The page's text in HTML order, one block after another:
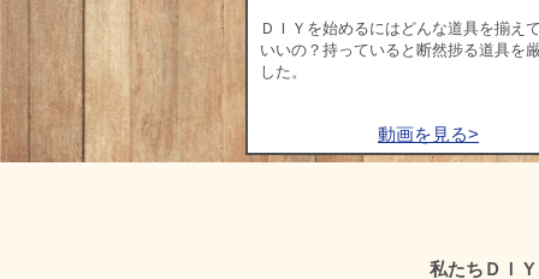
ＤＩＹを始めるにはどんな道具を揃え
いいの？持っていると断然捗る道具を
した。
動画を見る>
私たちＤＩ